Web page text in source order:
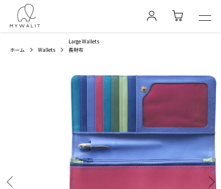
ホーム Wallets
Large Wallets
長財布